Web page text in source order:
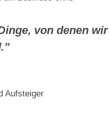
von denen wir
Aufsteiger